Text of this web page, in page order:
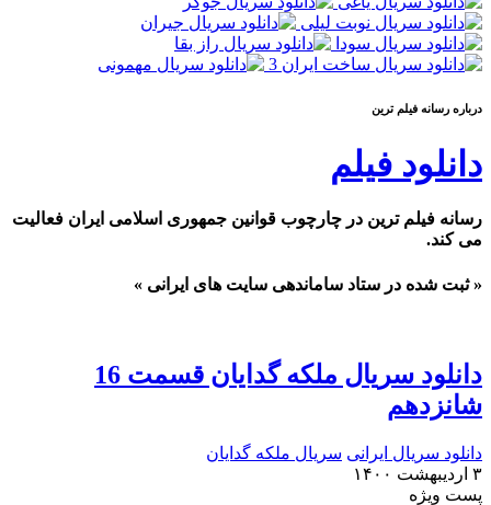
درباره رسانه فيلم ترين
دانلود فیلم
رسانه فیلم ترین در چارچوب قوانین جمهوری اسلامی ایران فعالیت
می کند.
« ثبت شده در ستاد ساماندهی سایت های ایرانی »
دانلود سریال ملکه گدایان قسمت 16
شانزدهم
دانلود سریال ایرانی سریال ملکه گدایان
۳ اردیبهشت ۱۴۰۰
پست ويژه